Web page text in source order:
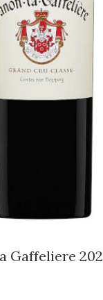
Gaffeliere